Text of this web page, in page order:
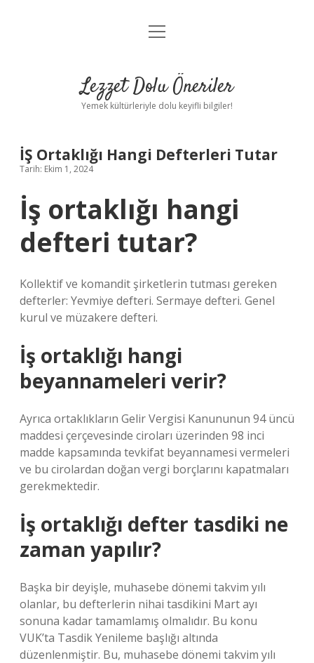
Anasayfa
Yasal Uyarı
menüyü
Lezzet Dolu Öneriler
Yemek kültürleriyle dolu keyifli bilgiler!
İŞ Ortaklığı Hangi Defterleri Tutar
Tarih: Ekim 1, 2024
İş ortaklığı hangi
defteri tutar?
Kollektif ve komandit şirketlerin tutması gereken
defterler: Yevmiye defteri. Sermaye defteri. Genel
kurul ve müzakere defteri.
İş ortaklığı hangi
beyannameleri verir?
Ayrıca ortaklıkların Gelir Vergisi Kanununun 94 üncü
maddesi çerçevesinde ciroları üzerinden 98 inci
madde kapsamında tevkifat beyannamesi vermeleri
ve bu cirolardan doğan vergi borçlarını kapatmaları
gerekmektedir.
İş ortaklığı defter tasdiki ne
zaman yapılır?
Başka bir deyişle, muhasebe dönemi takvim yılı
olanlar, bu defterlerin nihai tasdikini Mart ayı
sonuna kadar tamamlamış olmalıdır. Bu konu
VUK’ta Tasdik Yenileme başlığı altında
düzenlenmiştir. Bu, muhasebe dönemi takvim yılı